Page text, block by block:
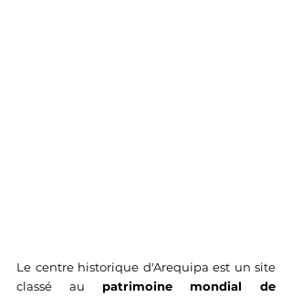
Le centre historique d'Arequipa est un site
classé au patrimoine mondial de